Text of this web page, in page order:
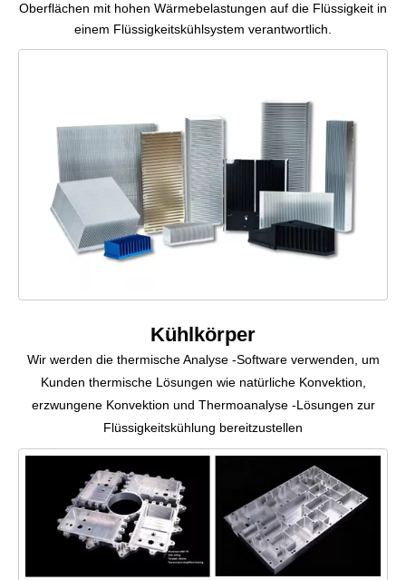
Oberflächen mit hohen Wärmebelastungen auf die Flüssigkeit in
einem Flüssigkeitskühlsystem verantwortlich.
Kühlkörper
Wir werden die thermische Analyse -Software verwenden, um
Kunden thermische Lösungen wie natürliche Konvektion,
erzwungene Konvektion und Thermoanalyse -Lösungen zur
Flüssigkeitskühlung bereitzustellen